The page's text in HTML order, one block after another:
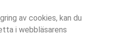
av cookies, kan du
i webbläsarens